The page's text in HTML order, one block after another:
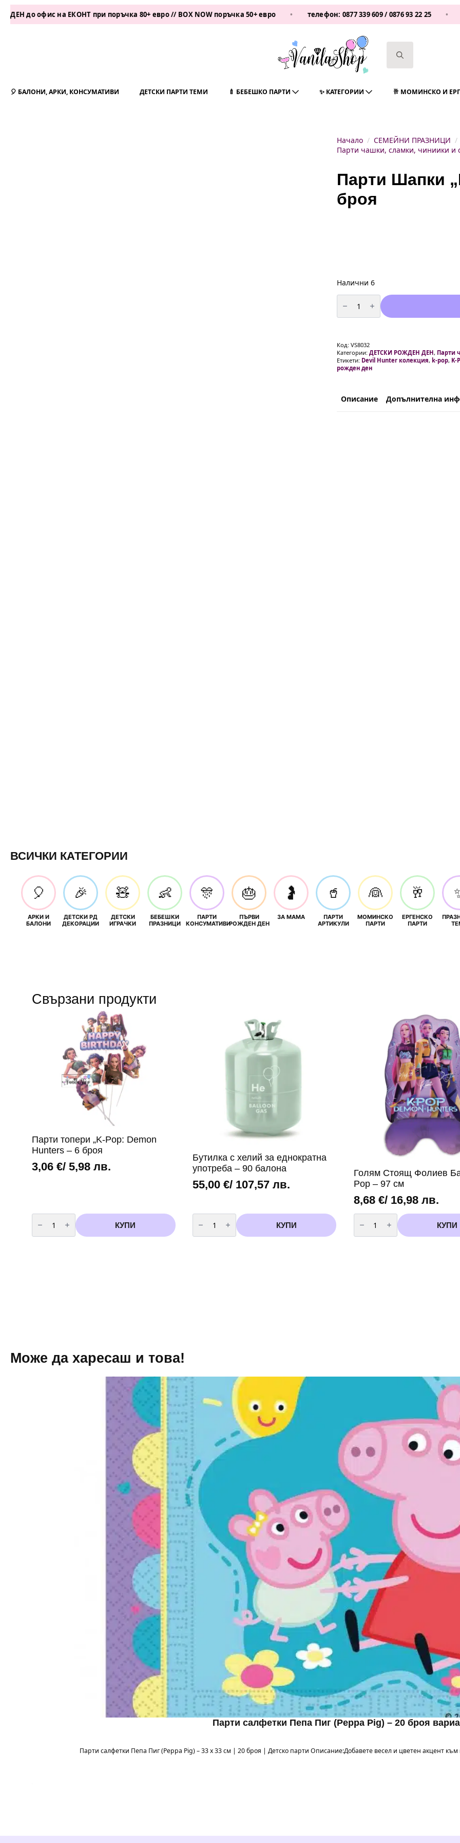
на ЕКОНТ при поръчка 80+ евро // BOX NOW поръчка 50+ евро • телефон:0877 339 609/0876 93 22 25 •
🎈 БАЛОНИ, АРКИ, КОНСУМАТИВИ ДЕТСКИ ПАРТИ ТЕМИ 🍼 БЕБЕШКО ПАРТИ ✨ КАТЕГОРИИ 🥂 МОМИНСКО И
Начало СЕМЕЙНИ ПРАЗНИЦИ
Парти чашки, сламки, чиниики и
Парти Шапки
броя
Налични 6
количество
за
Парти
Шапки
Demon
Hunters-
6
броя
Код: VS8032
Категории: ДЕТСКИ РОЖДЕН ДЕН, Парти
Етикети: Devil Hunter колекция, k-pop, K-
рожден ден
Описание Допълнителна
ВСИЧКИ КАТЕГОРИИ
🎈
АРКИ И
БАЛОНИ
🎉
ДЕТСКИ РД
ДЕКОРАЦИИ
🧸
ДЕТСКИ
ИГРАЧКИ
👶
БЕБЕШКИ
ПРАЗНИЦИ
🎊
ПАРТИ
КОНСУМАТИВИ
🎂
ПЪРВИ
РОЖДЕН ДЕН
🤰
ЗА МАМА
🥤
ПАРТИ
АРТИКУЛИ
👰
МОМИНСКО
ПАРТИ
🥂
ЕРГЕНСКО
ПАРТИ
Свързани продукти
Парти топери „K-Pop: Demon
Hunters – 6 броя
3,06 €/ 5,98 лв.
количество
за
Парти
топери
КУПИ
Бутилка с хелий за еднократна
употреба – 90 балона
55,00€/ 107,57 лв.
количество
за
Бутилка
с
КУПИ
Голям Стоящ Фолиев
Pop – 97 см
8,68 €/ 16,98 лв.
количество
за
Голям
Стоящ
КУПИ
Може да харесаш и това!
Парти салфетки Пепа Пиг (Peppa Pig) – 20 броя
Парти салфетки Пепа Пиг (Peppa Pig) – 33 x 33 см | 20 броя | Детско парти Описание:Добавете весел и цветен акцент